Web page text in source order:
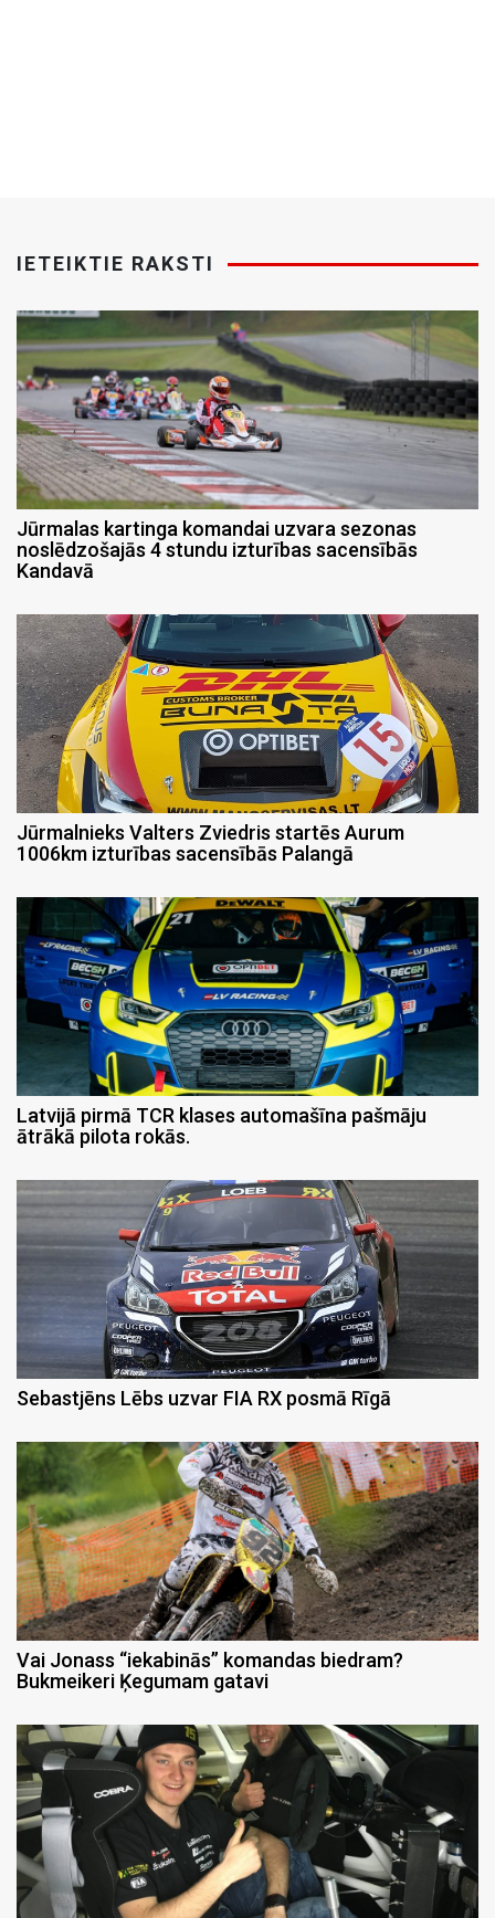
IETEIKTIE RAKSTI
Jūrmalas kartinga komandai uzvara sezonas
noslēdzošajās 4 stundu izturības sacensībās
Kandavā
Jūrmalnieks Valters Zviedris startēs Aurum
1006km izturības sacensībās Palangā
Latvijā pirmā TCR klases automašīna pašmāju
ātrākā pilota rokās.
Sebastjēns Lēbs uzvar FIA RX posmā Rīgā
Vai Jonass “iekabinās” komandas biedram?
Bukmeikeri Ķegumam gatavi